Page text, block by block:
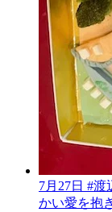
7月27日 #渡
かい愛を抱